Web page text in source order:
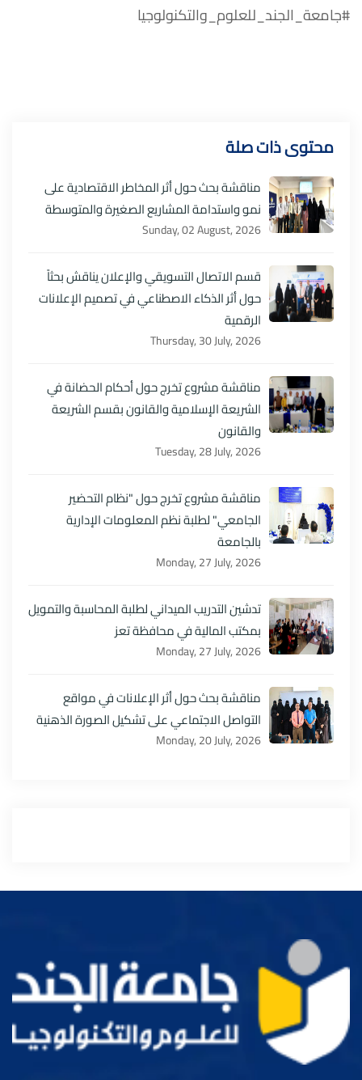
#جامعة_الجند_للعلوم_والتكنولوجيا
محتوى ذات صلة
مناقشة بحث حول أثر المخاطر الاقتصادية على
نمو واستدامة المشاريع الصغيرة والمتوسطة
Sunday, 02 August, 2026
قسم الاتصال التسويقي والإعلان يناقش بحثاً
حول أثر الذكاء الاصطناعي في تصميم الإعلانات
الرقمية
Thursday, 30 July, 2026
مناقشة مشروع تخرج حول أحكام الحضانة في
الشريعة الإسلامية والقانون بقسم الشريعة
والقانون
Tuesday, 28 July, 2026
مناقشة مشروع تخرج حول "نظام التحضير
الجامعي" لطلبة نظم المعلومات الإدارية
بالجامعة
Monday, 27 July, 2026
تدشين التدريب الميداني لطلبة المحاسبة والتمويل
بمكتب المالية في محافظة تعز
Monday, 27 July, 2026
مناقشة بحث حول أثر الإعلانات في مواقع
التواصل الاجتماعي على تشكيل الصورة الذهنية
Monday, 20 July, 2026